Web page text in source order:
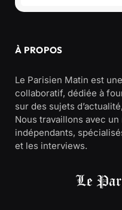
À PROPOS
Le Parisien Matin est
collaboratif, dédiée à
sur des sujets
Nous travaillons avec
indépendants,
et les interviews.